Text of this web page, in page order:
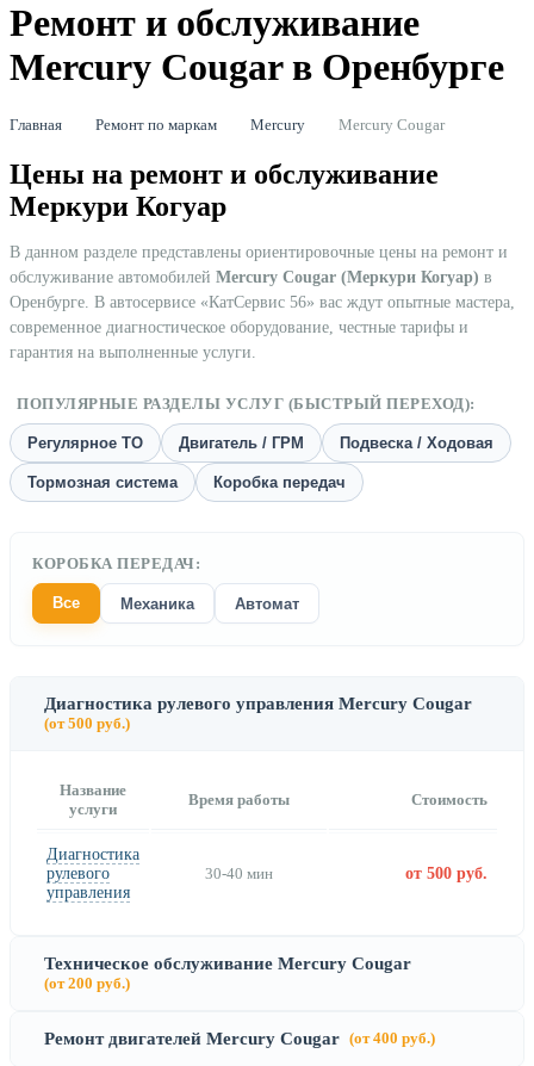
Ремонт и обслуживание
Mercury Cougar в Оренбурге
Главная Ремонт по маркам Mercury Mercury Cougar
Цены на ремонт и обслуживание
Меркури Когуар
В данном разделе представлены ориентировочные цены на ремонт и
обслуживание автомобилей Mercury Cougar (Меркури Когуар) в
Оренбурге. В автосервисе «КатСервис 56» вас ждут опытные мастера,
современное диагностическое оборудование, честные тарифы и
гарантия на выполненные услуги.
ПОПУЛЯРНЫЕ РАЗДЕЛЫ УСЛУГ (БЫСТРЫЙ ПЕРЕХОД):
Регулярное ТО Двигатель / ГРМ Подвеска / Ходовая
Тормозная система Коробка передач
КОРОБКА ПЕРЕДАЧ:
Все Механика Автомат
Диагностика рулевого управления Mercury Cougar
(от 500 руб.)
Название
услуги
Время работы Стоимость
Диагностика
рулевого
управления
30-40 мин от 500 руб.
Техническое обслуживание Mercury Cougar
(от 200 руб.)
Ремонт двигателей Mercury Cougar (от 400 руб.)